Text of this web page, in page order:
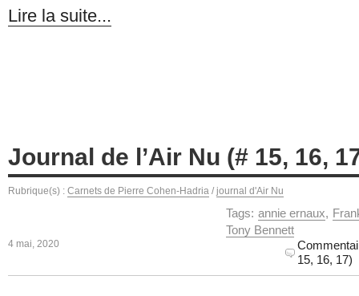
Lire la suite...
Journal de l’Air Nu (# 15, 16,
Rubrique(s) : Carnets de Pierre Cohen-Hadria / journal d'Air Nu
Tags: annie ernaux,
Tony Bennett
4 mai, 2020
15, 16, 17)